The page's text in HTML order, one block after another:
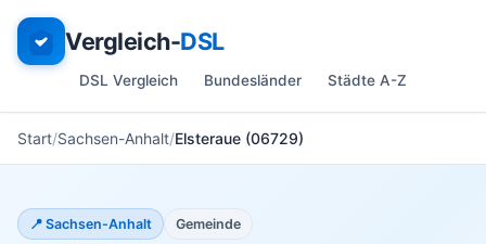
Vergleich-DSL
DSL Vergleich Bundesländer Städte A-Z
Start Sachsen-Anhalt Elsteraue (06729)
📍 Sachsen-Anhalt Gemeinde